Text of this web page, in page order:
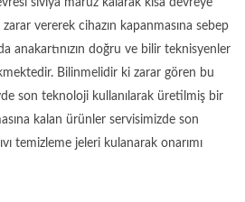
vererek cihazın kapanmasına sebep
anakartınızın doğru ve bilir teknisyenler
Bilinmelidir ki zarar gören bu
son teknoloji kullanılarak üretilmiş bir
kalan ürünler servisimizde son
temizleme jeleri kulanarak onarımı